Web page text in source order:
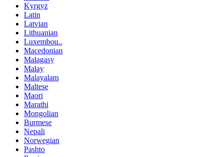
Kyrgyz
Latin
Latvian
Lithuanian
Luxembou..
Macedonian
Malagasy
Malay
Malayalam
Maltese
Maori
Marathi
Mongolian
Burmese
Nepali
Norwegian
Pashto